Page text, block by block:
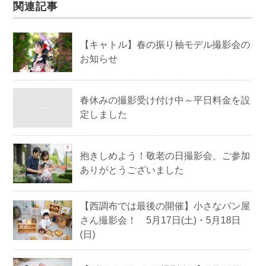
関連記事
【キャトル】春の振り袖モデル撮影会の
お知らせ
春休みの撮影受け付け中～平日料金を設
定しました
抱きしめよう！敬老の日撮影会、ご参加
ありがとうございました
【西調布では最後の開催】小さなパン屋
さん撮影会！ 5月17日(土)・5月18日
(日)